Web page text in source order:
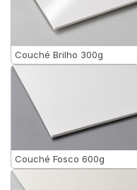
Couché Brilho 300g
Couché Fosco 600g